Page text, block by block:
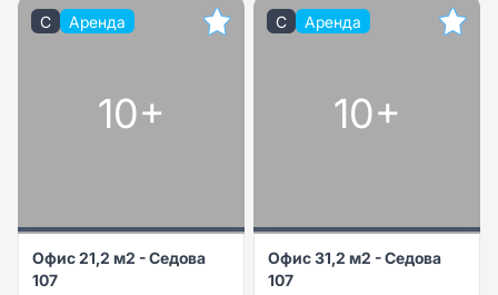
C Аренда
10+
Офис 21,2 м2 - Седова
107
C Аренда
10+
Офис 31,2 м2 - Седова
107